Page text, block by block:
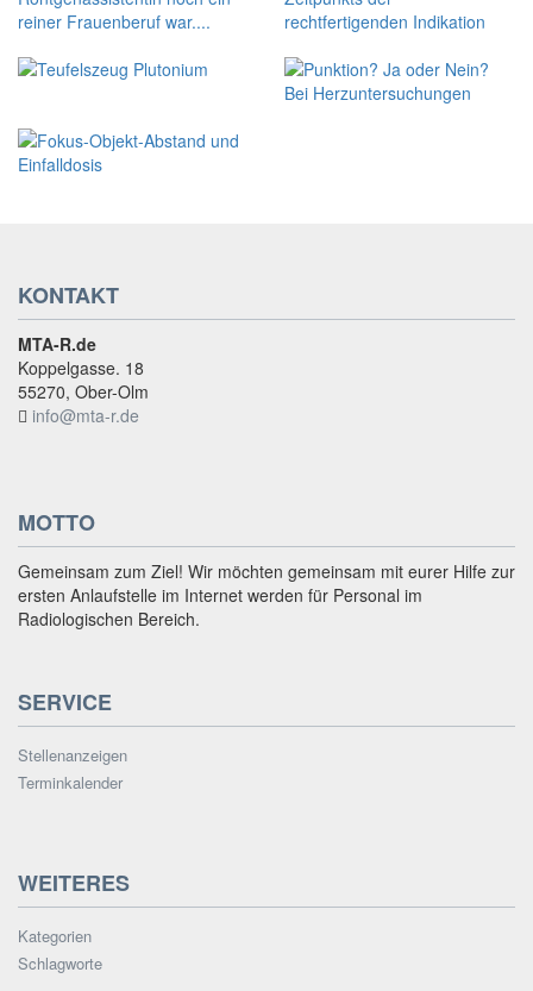
KONTAKT
MTA-R.de
Koppelgasse. 18
55270, Ober-Olm
info@mta-r.de
MOTTO
Gemeinsam zum Ziel! Wir möchten gemeinsam mit eurer Hilfe zur
ersten Anlaufstelle im Internet werden für Personal im
Radiologischen Bereich.
SERVICE
Stellenanzeigen
Terminkalender
WEITERES
Kategorien
Schlagworte